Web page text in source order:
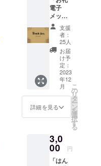
学生ならで
はのツアー
に参加して
みません
電子
メッ
セー
ジ」上
乗せ大
歓迎！
支援に
対する
お礼を
心を込
めて電
子メー
ルにて
送らせ
ていた
す。 -内
容- お礼
メール
発信
支援
者：
25人
お届
け予
定：
2023
年12
月
詳細を見る
こ
の
リ
タ
ー
ン
を
選
択
す
る
3,0
00 円
「はん